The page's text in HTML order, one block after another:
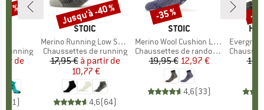
running
réduit
de
1)
%
MARQUE
STOIC
Article
Merino Running Low Socks
Product group
Chaussettes de running
Prix
17,95 € Prix réduit
à partir de
10,77 €
4,6(64)
Remise
Jusqu'à -40 %
MARQUE
STOIC
Article
Merino Wool Cushion Light Quarter Socks
Product group
Chaussettes de randonnée
Prix
19,95 € Prix réduit
12,97 €
4,6(33)
Remise
-35 %
Article
EvergreenHe.
Product
-